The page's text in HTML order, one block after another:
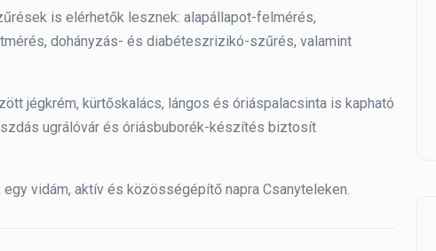
is elérhetők lesznek: alapállapot-felmérés,
dohányzás- és diabéteszrizikó-szűrés, valamint
jégkrém, kürtőskalács, lángos és óriáspalacsinta is kapható
ugrálóvár és óriásbuborék-készítés biztosít
vidám, aktív és közösségépítő napra Csanyteleken.